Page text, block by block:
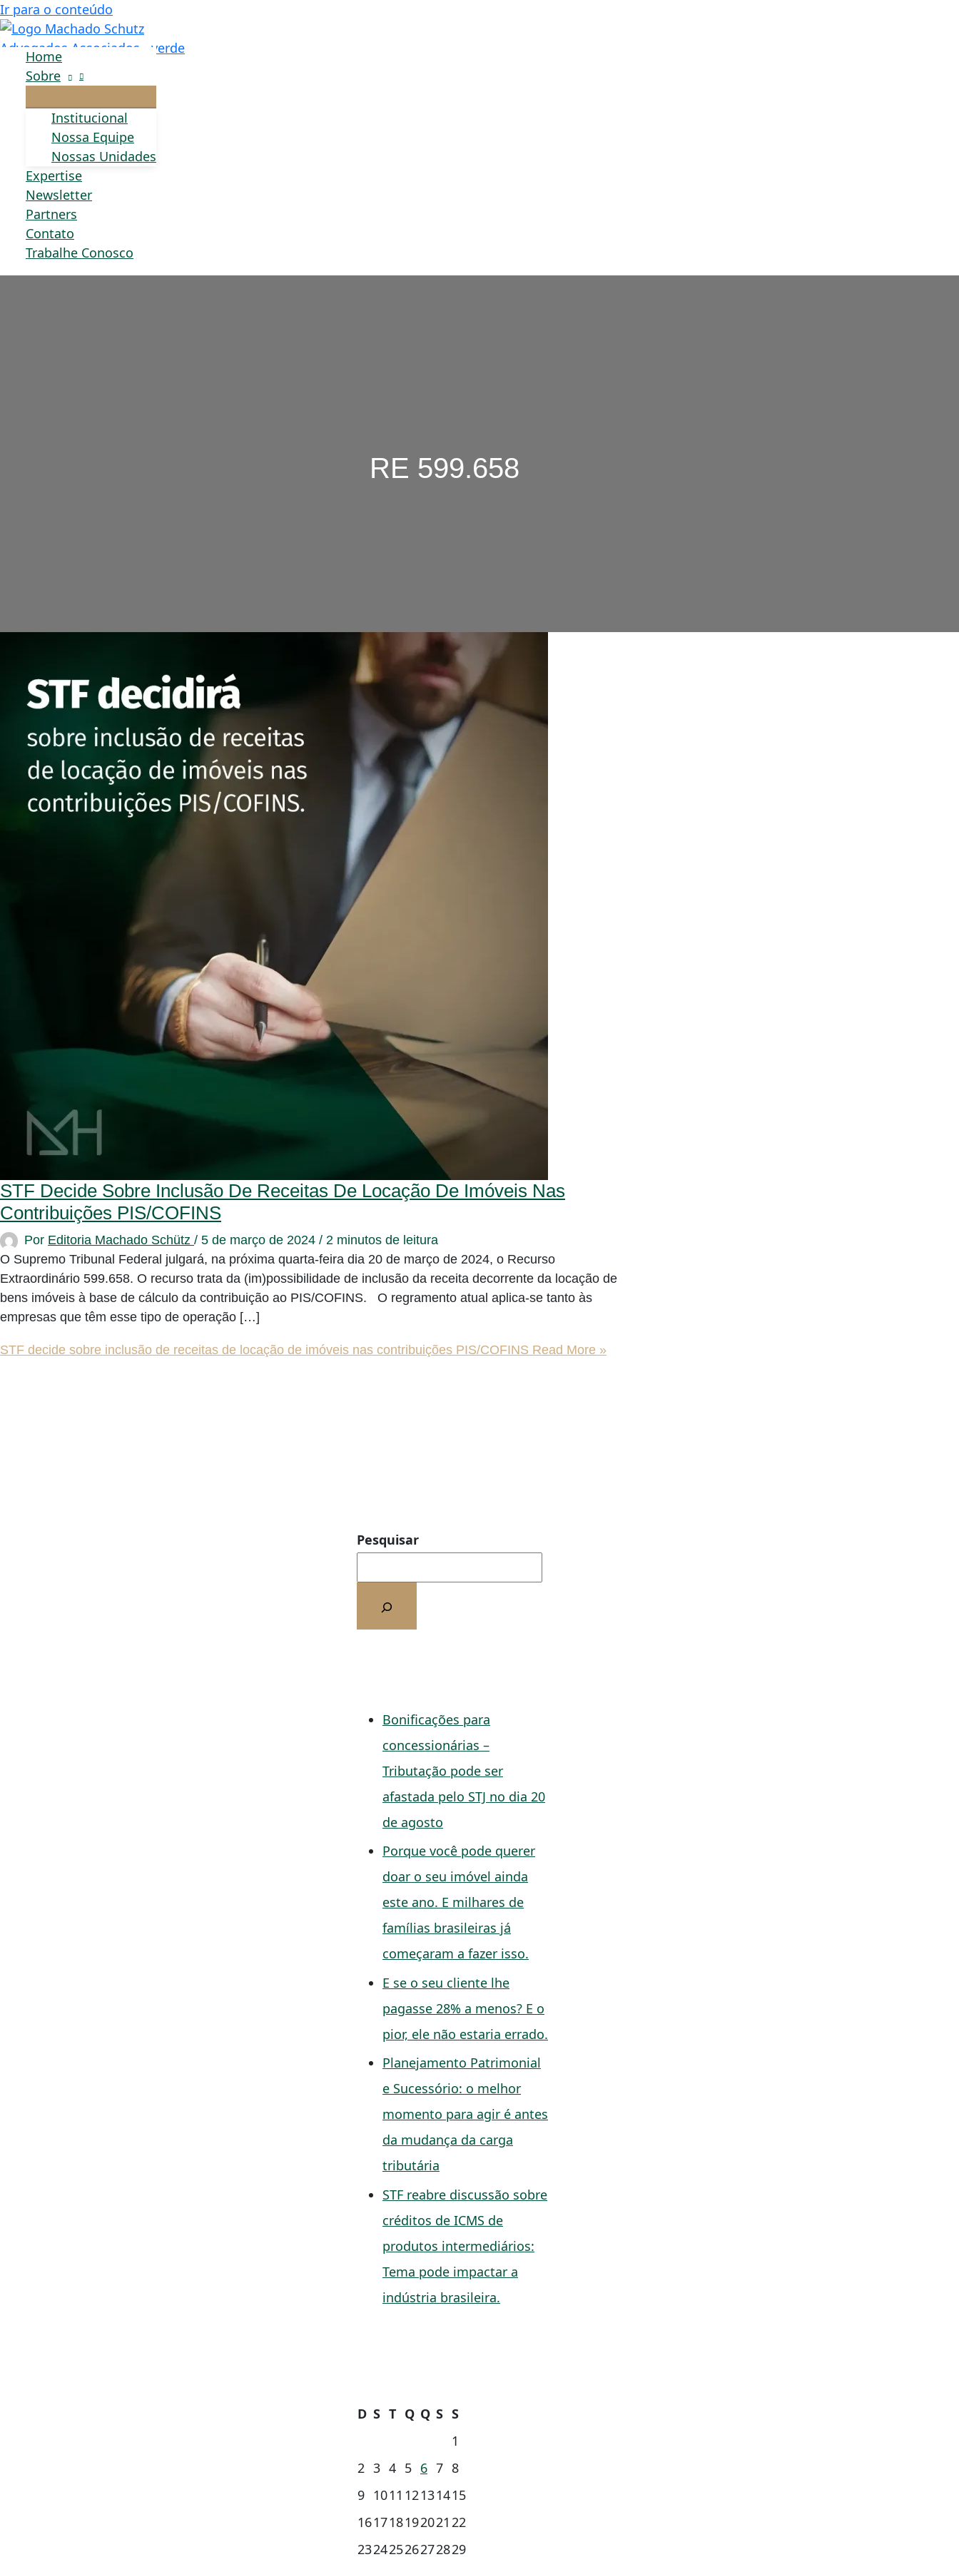
Ir para o conteúdo
Home
Sobre
Institucional
Nossa Equipe
Nossas Unidades
Expertise
Newsletter
Partners
Contato
Trabalhe Conosco
RE 599.658
STF Decide Sobre Inclusão De Receitas De Locação De Imóveis Nas
Contribuições PIS/COFINS
Por Editoria Machado Schütz / 5 de março de 2024 / 2 minutos de leitura
O Supremo Tribunal Federal julgará, na próxima quarta-feira dia 20 de março de 2024, o Recurso
Extraordinário 599.658. O recurso trata da (im)possibilidade de inclusão da receita decorrente da locação de
bens imóveis à base de cálculo da contribuição ao PIS/COFINS. O regramento atual aplica-se tanto às
empresas que têm esse tipo de operação […]
STF decide sobre inclusão de receitas de locação de imóveis nas contribuições PIS/COFINS Read More »
Pesquisar
Bonificações para
concessionárias –
Tributação pode ser
afastada pelo STJ no dia 20
de agosto
Porque você pode querer
doar o seu imóvel ainda
este ano. E milhares de
famílias brasileiras já
começaram a fazer isso.
E se o seu cliente lhe
pagasse 28% a menos? E o
pior, ele não estaria errado.
Planejamento Patrimonial
e Sucessório: o melhor
momento para agir é antes
da mudança da carga
tributária
STF reabre discussão sobre
créditos de ICMS de
produtos intermediários:
Tema pode impactar a
indústria brasileira.
D S T Q Q S S
1
2 3 4 5 6 7 8
9 1011 12131415
161718192021 22
23242526272829